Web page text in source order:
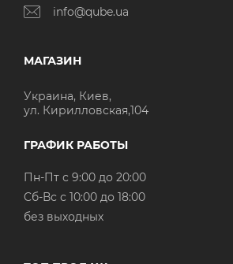
info@qube.ua
МАГАЗИН
Украина, Киев,
ул. Кирилловская,104
ГРАФИК РАБОТЫ
Пн-Пт с 9:00 до 20:00
Cб-Вс с 10:00 до 18:00
без выходных